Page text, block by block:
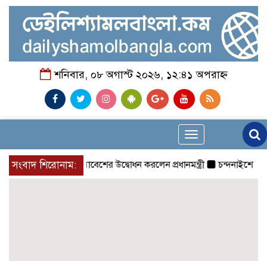
শনিবার, ০৮ অগাস্ট ২০২৬, ১২:৪১ অপরাহ্ন
Toggle
navigation
সংবাদ শিরোনাম:
চিকিৎসক সমাবেশের উদ্বোধন করলেন প্রধানমন্ত্রী চন্দনাইশে সড়ক